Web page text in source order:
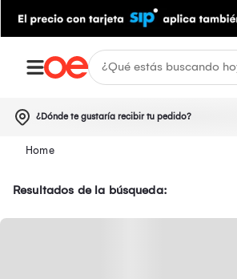
¿Dónde te gustaría recibir tu pedido?
Resultados de la búsqueda: